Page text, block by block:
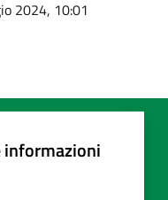
2024, 10:01
informazioni